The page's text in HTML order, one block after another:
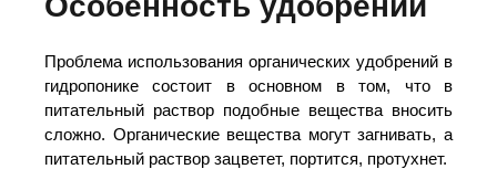
Проблема использования органических удобрений в
гидропонике состоит в основном в том, что в
питательный раствор подобные вещества вносить
сложно. Органические вещества могут загнивать, а
питательный раствор зацветет, портится, протухнет.